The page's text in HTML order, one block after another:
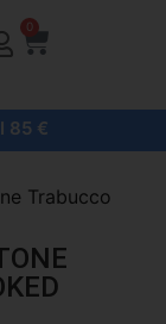
0
85 €
Trabucco